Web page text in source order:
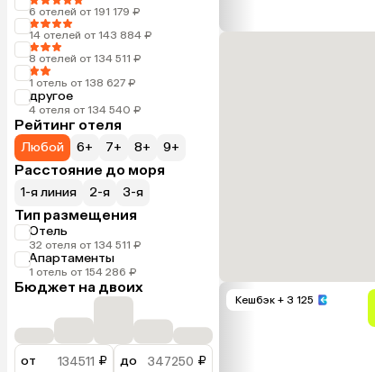
6 отелей от 191 179 ₽
14 отелей от 143 884 ₽
8 отелей от 134 511 ₽
1 отель от 138 627 ₽
другое
4 отеля от 134 540 ₽
Рейтинг отеля
Любой 6+ 7+ 8+ 9+
Расстояние до моря
1-я линия 2-я 3-я
Тип размещения
Отель
32 отеля от 134 511 ₽
Апартаменты
1 отель от 154 286 ₽
Бюджет на двоих
от ₽ до ₽
Кешбэк + 3 125